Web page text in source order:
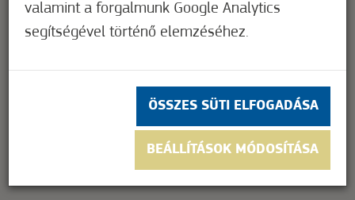
This page can't load Google Maps correctly.
Do you own this website? OK
valamint a forgalmunk Google Analytics
segítségével történő elemzéséhez.
ÖSSZES SÜTI ELFOGADÁSA
BEÁLLÍTÁSOK MÓDOSÍTÁSA